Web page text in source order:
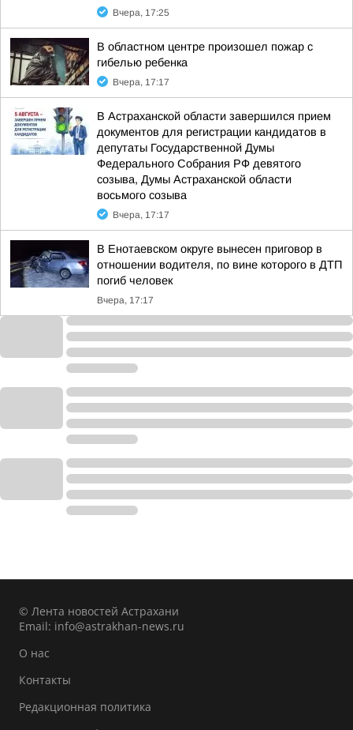
Вчера, 17:25
В областном центре произошел пожар с
гибелью ребенка
Вчера, 17:17
В Астраханской области завершился прием
документов для регистрации кандидатов в
депутаты Государственной Думы
Федерального Собрания РФ девятого
созыва, Думы Астраханской области
восьмого созыва
Вчера, 17:17
В Енотаевском округе вынесен приговор в
отношении водителя, по вине которого в ДТП
погиб человек
Вчера, 17:17
© Лента новостей Астрахани
Email: info@astrakhan-news.ru
О нас
Контакты
Редакционная политика